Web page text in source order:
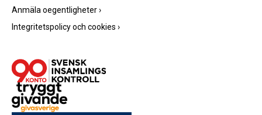
Anmäla oegentligheter›
Integritetspolicy och cookies ›